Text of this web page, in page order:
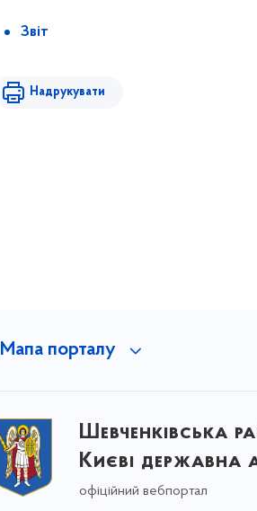
Звіт
Надрукувати
Мапа порталу
Шевченківська
Києві державна
офіційний вебпортал